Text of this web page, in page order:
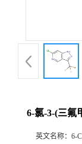
6-氯-3-(三氟
英文名称： 6-